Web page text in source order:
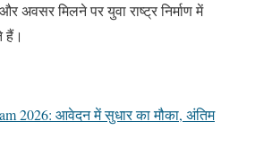
अवसर मिलने पर युवा राष्ट्र निर्माण में
हैं।
2026: आवेदन में सुधार का मौका, अंतिम